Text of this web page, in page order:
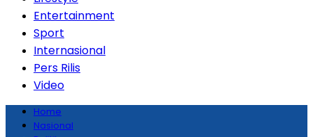
Entertainment
Sport
Internasional
Pers Rilis
Video
Home
Nasional